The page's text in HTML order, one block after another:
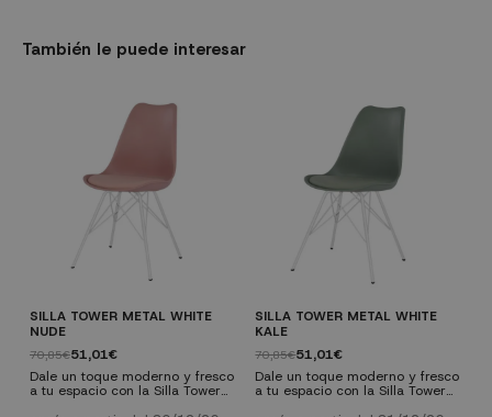
También le puede interesar
SILLA TOWER METAL WHITE
NUDE
70,85€51,01€
Dale un toque moderno y fresco
a tu espacio con la Silla Tower
SILLA TOWER METAL WHITE
KALE
70,85€51,01€
Dale un toque moderno y fresco
a tu espacio con la Silla Tower